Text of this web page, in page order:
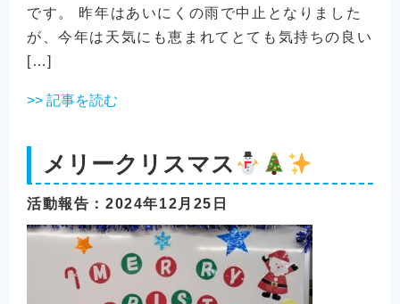
です。 昨年はあいにくの雨で中止となりました
が、今年は天気にも恵まれてとても気持ちの良い
[…]
>> 記事を読む
メリークリスマス
活動報告 ：2024年12月25日